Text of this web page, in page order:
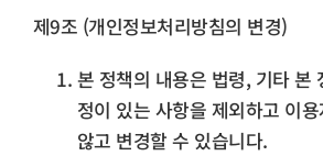
제9조 (개인정보처리방침의 변경)
본 정책의 내용은 법령, 기타 본
정이 있는 사항을 제외하고 이
않고 변경할 수 있습니다.